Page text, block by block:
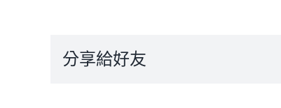
分享給好友